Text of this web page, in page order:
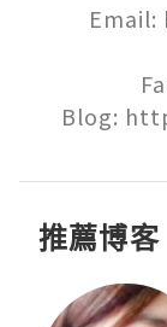
Blog:
推薦博客